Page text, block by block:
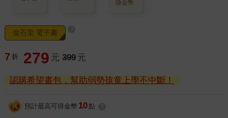
賺金幣
金石堂 電子書
7 折 279 元 399 元
認購希望書包，幫助弱勢孩童上學不中斷！
預計最高可得金幣 10 點